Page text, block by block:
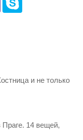
и не только
14 вещей,